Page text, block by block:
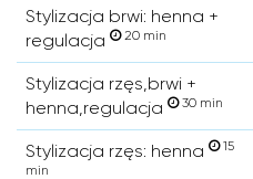
Stylizacja brwi: henna +
regulacja
20 min
Stylizacja rzęs,brwi +
henna,regulacja
30 min
Stylizacja rzęs: henna
15
min